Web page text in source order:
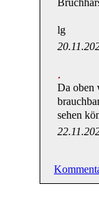
lg
Da oben
sehen